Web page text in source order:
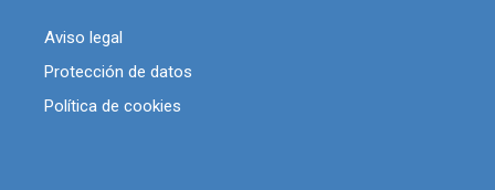
Aviso legal
Protección de datos
Política de cookies